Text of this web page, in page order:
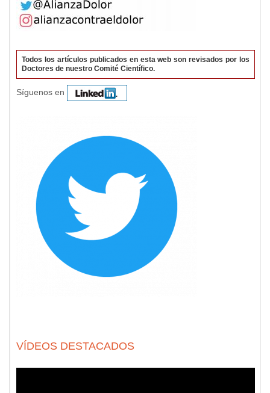
Todos los artículos publicados en esta web son revisados por los
Doctores de nuestro Comité Científico.
Síguenos en
VÍDEOS DESTACADOS